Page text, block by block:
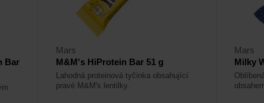
Bar
Mars
M&M's HiProtein Bar 51 g
Lahodná proteinová tyčinka obsahující
pravé M&M's lentilky.
Mars
Milky